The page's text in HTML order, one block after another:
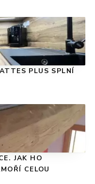
PLUS SPLNÍ
JAK HO
CELOU